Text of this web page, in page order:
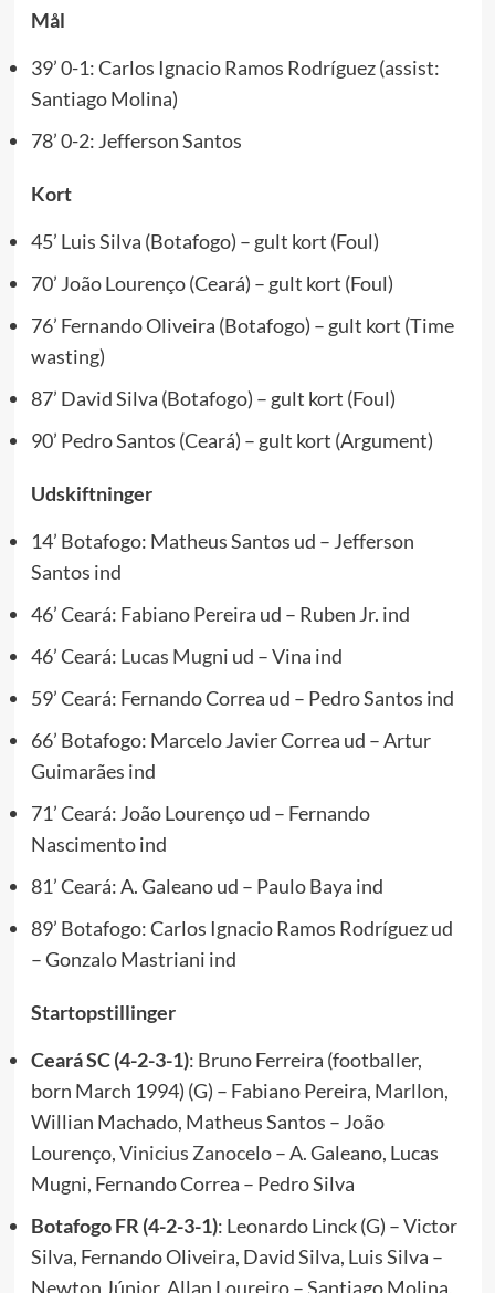
Mål
39’ 0-1: Carlos Ignacio Ramos Rodríguez (assist:
Santiago Molina)
78’ 0-2: Jefferson Santos
Kort
45’ Luis Silva (Botafogo) – gult kort (Foul)
70’ João Lourenço (Ceará) – gult kort (Foul)
76’ Fernando Oliveira (Botafogo) – gult kort (Time
wasting)
87’ David Silva (Botafogo) – gult kort (Foul)
90’ Pedro Santos (Ceará) – gult kort (Argument)
Udskiftninger
14’ Botafogo: Matheus Santos ud – Jefferson
Santos ind
46’ Ceará: Fabiano Pereira ud – Ruben Jr. ind
46’ Ceará: Lucas Mugni ud – Vina ind
59’ Ceará: Fernando Correa ud – Pedro Santos ind
66’ Botafogo: Marcelo Javier Correa ud – Artur
Guimarães ind
71’ Ceará: João Lourenço ud – Fernando
Nascimento ind
81’ Ceará: A. Galeano ud – Paulo Baya ind
89’ Botafogo: Carlos Ignacio Ramos Rodríguez ud
– Gonzalo Mastriani ind
Startopstillinger
Ceará SC (4-2-3-1): Bruno Ferreira (footballer,
born March 1994) (G) – Fabiano Pereira, Marllon,
Willian Machado, Matheus Santos – João
Lourenço,Vinicius Zanocelo– A. Galeano, Lucas
Mugni, Fernando Correa – Pedro Silva
Botafogo FR (4-2-3-1): Leonardo Linck (G) – Victor
Silva, Fernando Oliveira, David Silva, Luis Silva –
Newton Júnior, Allan Loureiro – Santiago Molina,